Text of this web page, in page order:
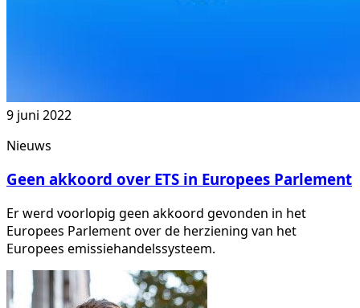
9 juni 2022
Nieuws
Geen akkoord over ETS in Europees Parlement
Er werd voorlopig geen akkoord gevonden in het
Europees Parlement over de herziening van het
Europees emissiehandelssysteem.